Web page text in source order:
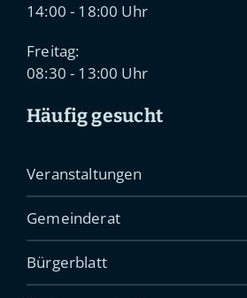
14:00 - 18:00 Uhr
Freitag:
08:30 - 13:00 Uhr
Häufig gesucht
Veranstaltungen
Gemeinderat
Bürgerblatt